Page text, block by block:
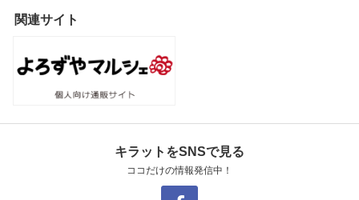
関連サイト
キラットをSNSで見る
ココだけの情報発信中！